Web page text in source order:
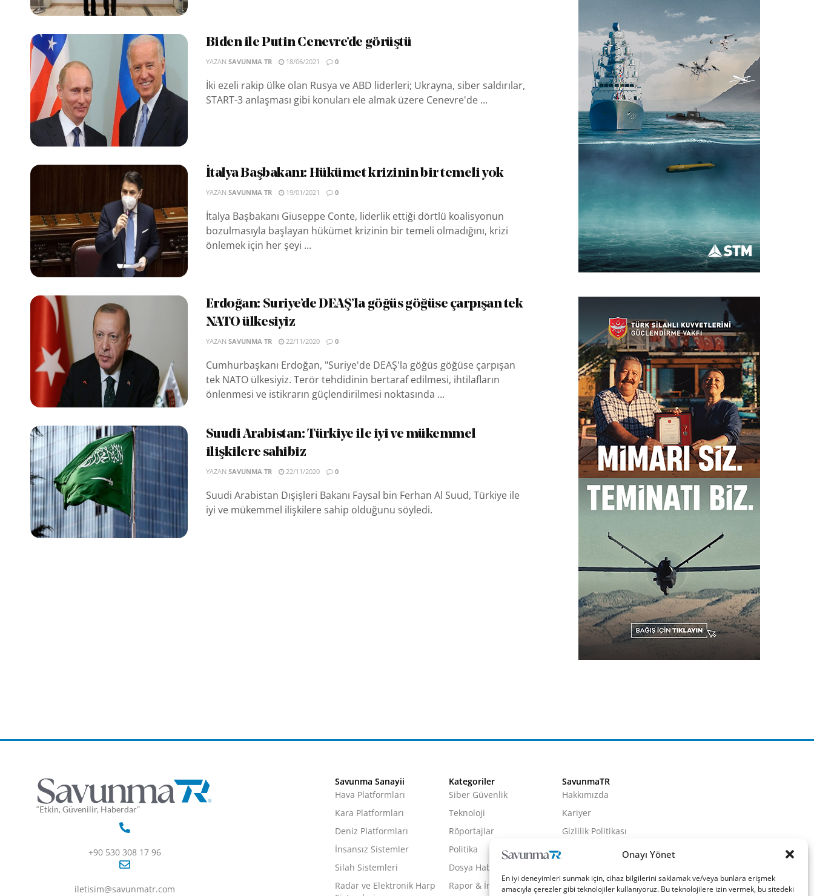
Onayı Yönet
En iyi deneyimleri sunmak için, cihaz bilgilerini saklamak ve/veya bunlara erişmek
amacıyla çerezler gibi teknolojiler kullanıyoruz. Bu teknolojilere izin vermek, bu sitedeki
Biden ile Putin Cenevre’de görüştü
YAZAN SAVUNMA TR 18/06/2021 0
İki ezeli rakip ülke olan Rusya ve ABD liderleri; Ukrayna, siber saldırılar,
START-3 anlaşması gibi konuları ele almak üzere Cenevre'de ...
İtalya Başbakanı: Hükümet krizinin bir temeli yok
YAZAN SAVUNMA TR 19/01/2021 0
İtalya Başbakanı Giuseppe Conte, liderlik ettiği dörtlü koalisyonun
bozulmasıyla başlayan hükümet krizinin bir temeli olmadığını, krizi
önlemek için her şeyi ...
Erdoğan: Suriye’de DEAŞ’la göğüs göğüse çarpışan tek
NATO ülkesiyiz
YAZAN SAVUNMA TR 22/11/2020 0
Cumhurbaşkanı Erdoğan, "Suriye'de DEAŞ'la göğüs göğüse çarpışan
tek NATO ülkesiyiz. Terör tehdidinin bertaraf edilmesi, ihtilafların
önlenmesi ve istikrarın güçlendirilmesi noktasında ...
Suudi Arabistan: Türkiye ile iyi ve mükemmel
ilişkilere sahibiz
YAZAN SAVUNMA TR 22/11/2020 0
Suudi Arabistan Dışişleri Bakanı Faysal bin Ferhan Al Suud, Türkiye ile
iyi ve mükemmel ilişkilere sahip olduğunu söyledi.
“Etkin, Güvenilir, Haberdar”
+90 530 308 17 96
iletisim@savunmatr.com
Savunma Sanayii
Hava Platformları
Kara Platformları
Deniz Platformları
İnsansız Sistemler
Silah Sistemleri
Radar ve Elektronik Harp
Kategoriler
Siber Güvenlik
Teknoloji
Röportajlar
Politika
Dosya Haber
Rapor & İnfografik
SavunmaTR
Hakkımızda
Kariyer
Gizlilik Politikası